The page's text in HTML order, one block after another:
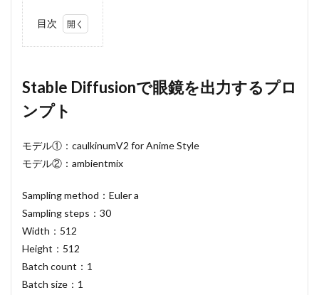
目次
で眼鏡を
出力する
プロンプ
ト
1.1
プロ
ンプ
ンプ
レー
ト
鏡の
種類
Stable Diffusionで眼鏡を出力するプロ
ンプト
モデル①：caulkinumV2 for Anime Style
モデル②：ambientmix
Sampling method：Euler a
Sampling steps：30
Width：512
Height：512
Batch count：1
Batch size：1